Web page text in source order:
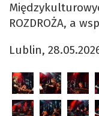
ROZDROŻA, a
Lublin,